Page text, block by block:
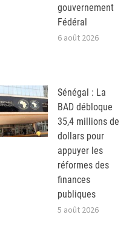
gouvernement
Fédéral
6 août 2026
Sénégal : La
BAD débloque
35,4 millions de
dollars pour
appuyer les
réformes des
finances
publiques
5 août 2026